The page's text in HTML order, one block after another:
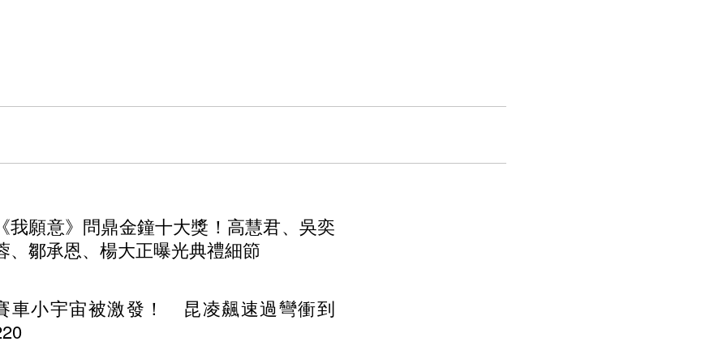
我願意》問鼎金鐘十大獎！高慧君、吳奕
、鄒承恩、楊大正曝光典禮細節
車小宇宙被激發！ 昆凌飆速過彎衝到